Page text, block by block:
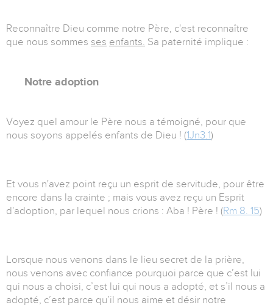
Reconnaître Dieu comme notre Père, c'est reconnaître
que nous sommes ses enfants. Sa paternité implique :
Notre adoption
Voyez quel amour le Père nous a témoigné, pour que
nous soyons appelés enfants de Dieu ! (1Jn3.1)
Et vous n'avez point reçu un esprit de servitude, pour être
encore dans la crainte ; mais vous avez reçu un Esprit
d'adoption, par lequel nous crions : Aba ! Père ! (Rm 8. 15)
Lorsque nous venons dans le lieu secret de la prière,
nous venons avec confiance pourquoi parce que c’est lui
qui nous a choisi, c’est lui qui nous a adopté, et s’il nous a
adopté, c’est parce qu’il nous aime et désir notre